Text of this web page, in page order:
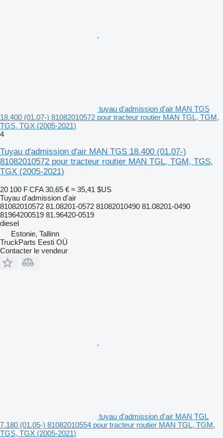
tuyau d'admission d'air MAN TGS
18.400 (01.07-) 81082010572 pour tracteur routier MAN TGL, TGM,
TGS, TGX (2005-2021)
4
Tuyau d'admission d'air MAN TGS 18.400 (01.07-)
81082010572 pour tracteur routier MAN TGL, TGM, TGS,
TGX (2005-2021)
20 100 F CFA 30,65 € ≈ 35,41 $US
Tuyau d'admission d'air
81082010572 81.08201-0572 81082010490 81.08201-0490
81964200519 81.96420-0519
diesel
Estonie, Tallinn
TruckParts Eesti OÜ
Contacter le vendeur
tuyau d'admission d'air MAN TGL
7.180 (01.05-) 81082010554 pour tracteur routier MAN TGL, TGM,
TGS, TGX (2005-2021)